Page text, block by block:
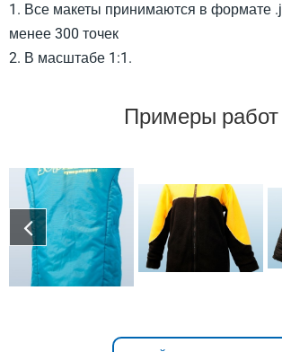
1. Все макеты принимаются в формате
менее 300 точек
2. В масштабе 1:1.
Примеры работ